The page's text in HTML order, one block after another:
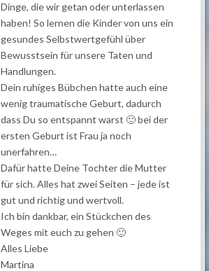
Dinge, die wir getan oder unterlassen
haben! So lernen die Kinder von uns ein
gesundes Selbstwertgefühl über
Bewusstsein für unsere Taten und
Handlungen.
Dein ruhiges Bübchen hatte auch eine
wenig traumatische Geburt, dadurch
dass Du so entspannt warst 🙂 bei der
ersten Geburt ist Frau ja noch
unerfahren…
Dafür hatte Deine Tochter die Mutter
für sich. Alles hat zwei Seiten – jede ist
gut und richtig und wertvoll.
Ich bin dankbar, ein Stückchen des
Weges mit euch zu gehen 🙂
Alles Liebe
Martina